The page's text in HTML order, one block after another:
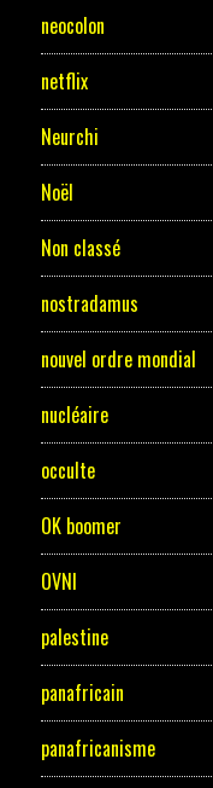
neocolon
netflix
Neurchi
Noël
Non classé
nostradamus
nouvel ordre mondial
nucléaire
occulte
OK boomer
OVNI
palestine
panafricain
panafricanisme